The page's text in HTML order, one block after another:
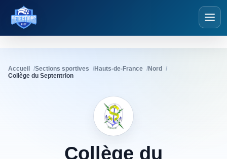
Détections Foot
Accueil Sections sportives Hauts-de-France
Nord
Collège du Septentrion
Collège du